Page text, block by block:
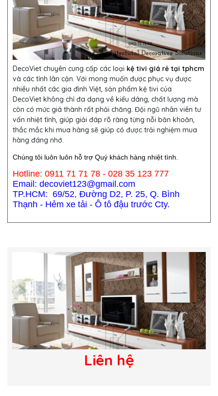
DecoViet chuyên cung cấp các loại kệ tivi giá rẻ tại tphcm
và các tỉnh lân cận. Với mong muốn được phục vụ được
nhiều nhất các gia đình Việt, sản phẩm kệ tivi của
DecoViet không chỉ đa dạng về kiểu dáng, chất lượng mà
còn có mức giá thành rất phải chăng. Đội ngũ nhân viên tư
vấn nhiệt tình, giúp giải đáp rõ ràng từng nỗi băn khoăn,
thắc mắc khi mua hàng sẽ giúp có được trải nghiệm mua
hàng đáng nhớ.
Chúng tôi luôn luôn hỗ trợ Quý khách hàng nhiệt tình.
Hotline: 0911 71 71 78 - 028 35 123 777
Email: decoviet123@gmail.com
TP.HCM: 69/52, Đường D2, P. 25, Q. Bình
Thạnh - Hẻm xe tải - Ô tô đậu trước Cty.
Liên hệ